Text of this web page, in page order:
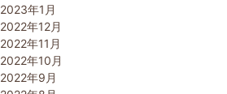
2023年1月
2022年12月
2022年11月
2022年10月
2022年9月